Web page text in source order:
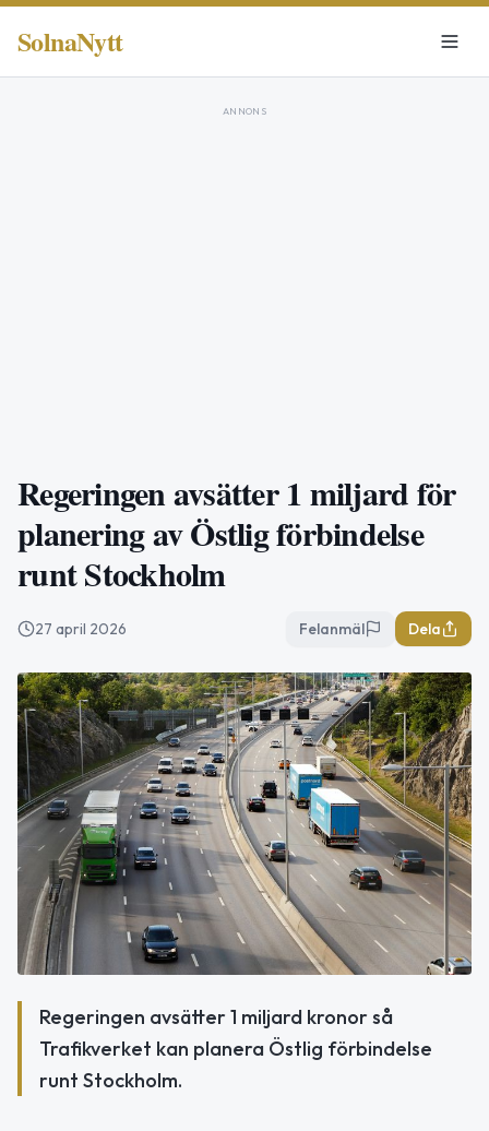
SolnaNytt
ANNONS
Regeringen avsätter 1 miljard för
planering av Östlig förbindelse
runt Stockholm
27 april 2026 Felanmäl Dela
Regeringen avsätter 1 miljard kronor så
Trafikverket kan planera Östlig förbindelse
runt Stockholm.